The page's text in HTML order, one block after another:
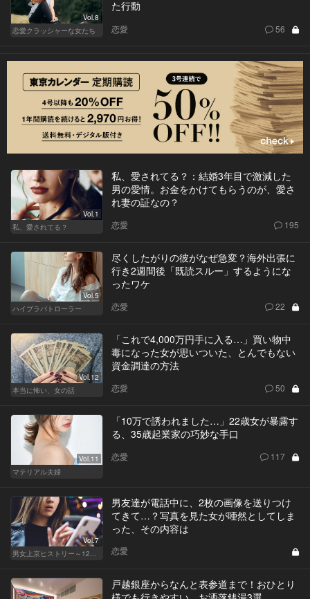
Vol.8
恋愛クラッシャーな女たち
た行動
恋愛 56
Vol.1
私、愛されてる？
私、愛されてる？：結婚3年目で激減した
男の愛情。お金をかけてもらうのが、愛さ
れ妻の証なの？
恋愛 195
Vol.5
ハイブラパトローラー
尽くしたがりの彼がなぜ急変？海外出張に
行き2週間後「既読スルー」するようにな
ったワケ
恋愛 22
Vol.12
本当に怖い、女の話
「これで4,000万円手に入る…」買い物中
毒になった女が思いついた、とんでもない
資金調達の方法
恋愛 50
Vol.11
マテリアル夫婦
「10万で誘われました…」22歳女が暴露す
る、35歳起業家の巧妙な手口
恋愛 117
Vol.7
男女上京ヒストリー～12年目の悲哀～
男友達が電話中に、2枚の画像を送りつけ
てきて…？写真を見た女が唖然としてしま
った、その内容は
恋愛
戸越銀座からなんと表参道まで！おひとり